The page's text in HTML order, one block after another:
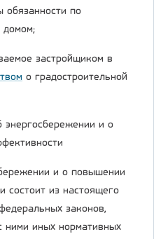
обязанности по
домом;
застройщиком в
о градостроительной
энергосбережении и о
и о повышении
состоит из настоящего
законов,
ними иных нормативных